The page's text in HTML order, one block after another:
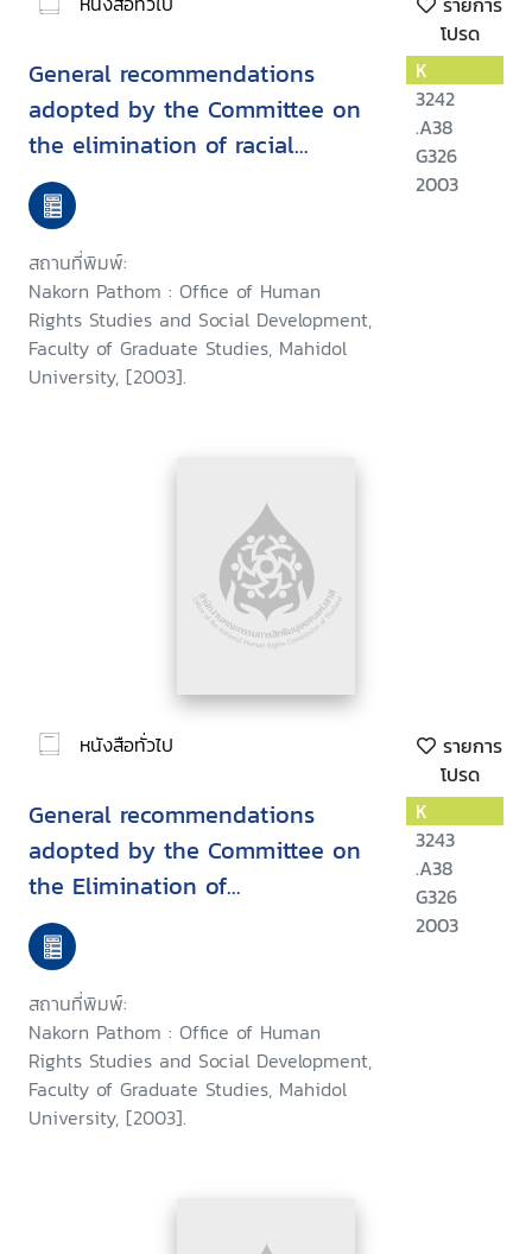
โปรด
General recommendations
adopted by the Committee on
the elimination of racial
discrimination
สถานที่พิมพ์:
Nakorn Pathom : Office of Human
Rights Studies and Social Development,
Faculty of Graduate Studies, Mahidol
University, [2003].
K
3242
.A38
G326
2003
หนังสือทั่วไป
รายการ
โปรด
General recommendations
adopted by the Committee on
the Elimination of
Discrimination Against Women
สถานที่พิมพ์:
Nakorn Pathom : Office of Human
Rights Studies and Social Development,
Faculty of Graduate Studies, Mahidol
University, [2003].
K
3243
.A38
G326
2003